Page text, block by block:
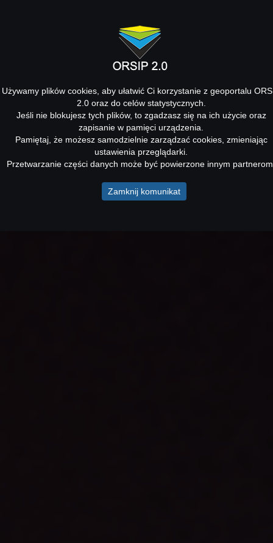
Używamy plików cookies, aby ułatwić Ci korzystanie z geoportalu
2.0 oraz do celów statystycznych.
Jeśli nie blokujesz tych plików, to zgadzasz się na ich użycie oraz
zapisanie w pamięci urządzenia.
Pamiętaj, że możesz samodzielnie zarządzać cookies, zmieniając
ustawienia przeglądarki.
Przetwarzanie części danych może być powierzone innym
Zamknij komunikat